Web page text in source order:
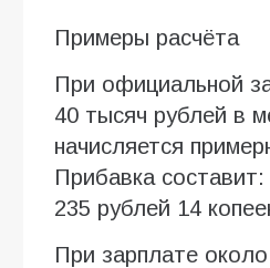
Примеры расчёта
При официальной
40 тысяч рублей в
начисляется
Прибавка
235 рублей 14
При зарплате